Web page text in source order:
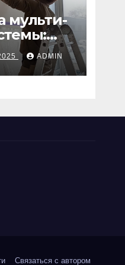
мульти-
ADMIN
Связаться с автором